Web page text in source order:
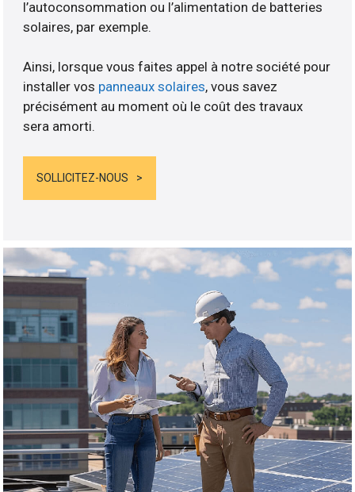
l’autoconsommation ou l’alimentation de batteries
solaires, par exemple.
Ainsi, lorsque vous faites appel à notre société pour
installer vos panneaux solaires, vous savez
précisément au moment où le coût des travaux
sera amorti.
SOLLICITEZ-NOUS